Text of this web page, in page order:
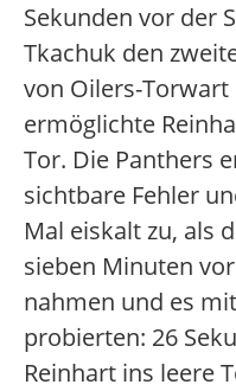
Sekunden vor der
Tkachuk den
von Oilers-
ermöglichte
Tor. Die Panthers
sichtbare Fehler
Mal eiskalt zu, als
sieben Minuten
nahmen und es
probierten: 26
Reinhart ins leere